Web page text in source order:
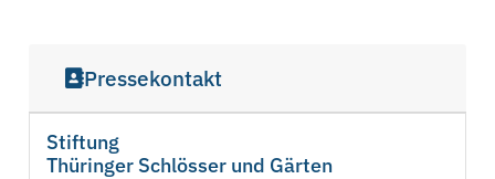
Pressekontakt
Stiftung
Thüringer Schlösser und Gärten